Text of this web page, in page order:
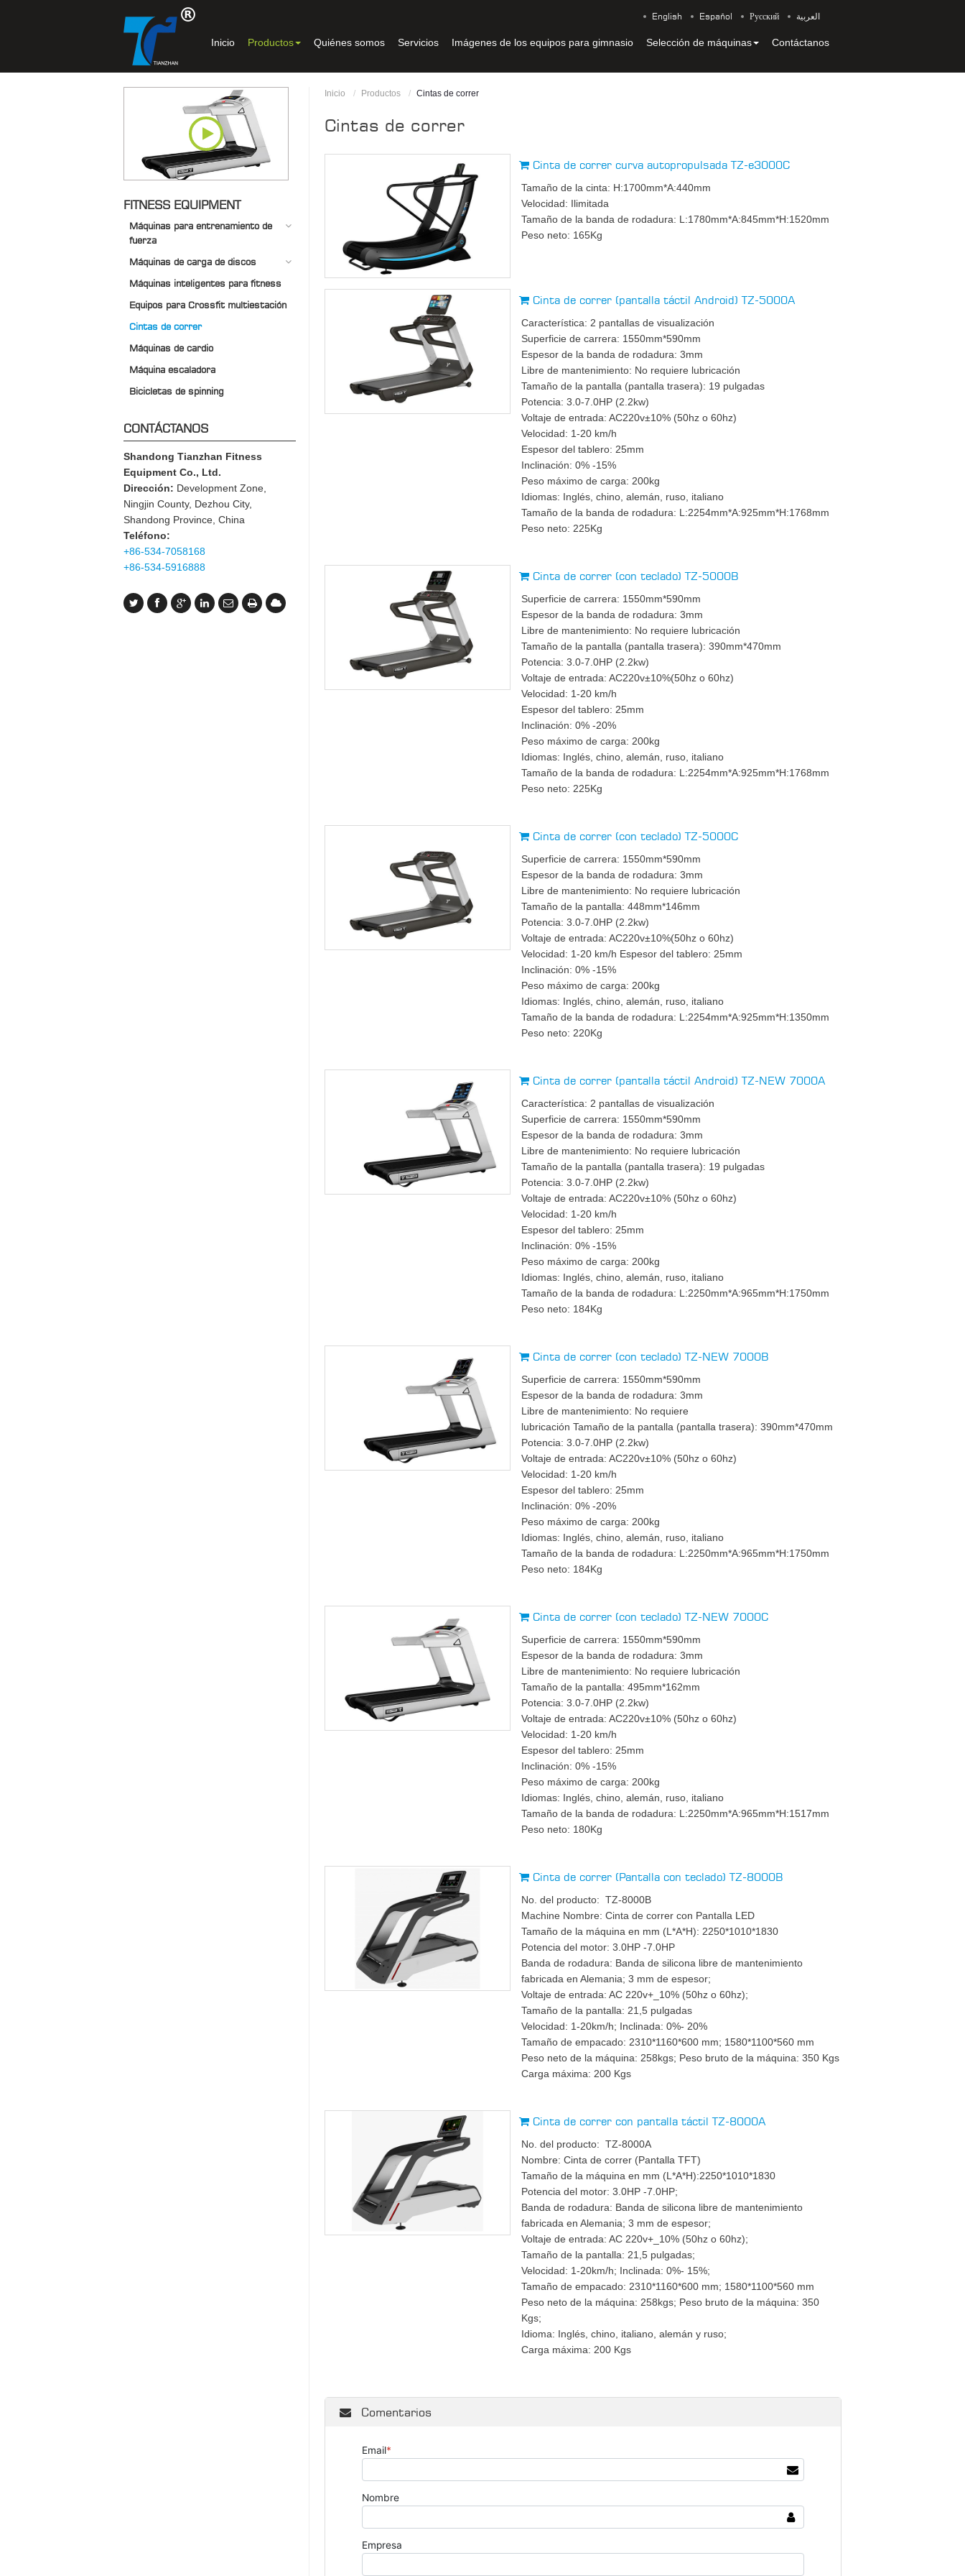
English Español Русский العربية
Inicio Productos Quiénes somos Servicios Imágenes de los equipos para gimnasio Selección de máquinas Contáctanos
Inicio Productos Cintas de correr
Cintas de correr
Cinta de correr curva autopropulsada TZ-e3000C
Tamaño de la cinta: H:1700mm*A:440mm
Velocidad: Ilimitada
Tamaño de la banda de rodadura: L:1780mm*A:845mm*H:1520mm
Peso neto: 165Kg
Cinta de correr (pantalla táctil Android) TZ-5000A
Característica: 2 pantallas de visualización
Superficie de carrera: 1550mm*590mm
Espesor de la banda de rodadura: 3mm
Libre de mantenimiento: No requiere lubricación
Tamaño de la pantalla (pantalla trasera): 19 pulgadas
Potencia: 3.0-7.0HP (2.2kw)
Voltaje de entrada: AC220v±10% (50hz o 60hz)
Velocidad: 1-20 km/h
Espesor del tablero: 25mm
Inclinación: 0% -15%
Peso máximo de carga: 200kg
Idiomas: Inglés, chino, alemán, ruso, italiano
Tamaño de la banda de rodadura: L:2254mm*A:925mm*H:1768mm
Peso neto: 225Kg
Cinta de correr (con teclado) TZ-5000B
Superficie de carrera: 1550mm*590mm
Espesor de la banda de rodadura: 3mm
Libre de mantenimiento: No requiere lubricación
Tamaño de la pantalla (pantalla trasera): 390mm*470mm
Potencia: 3.0-7.0HP (2.2kw)
Voltaje de entrada: AC220v±10%(50hz o 60hz)
Velocidad: 1-20 km/h
Espesor del tablero: 25mm
Inclinación: 0% -20%
Peso máximo de carga: 200kg
Idiomas: Inglés, chino, alemán, ruso, italiano
Tamaño de la banda de rodadura: L:2254mm*A:925mm*H:1768mm
Peso neto: 225Kg
Cinta de correr (con teclado) TZ-5000C
Superficie de carrera: 1550mm*590mm
Espesor de la banda de rodadura: 3mm
Libre de mantenimiento: No requiere lubricación
Tamaño de la pantalla: 448mm*146mm
Potencia: 3.0-7.0HP (2.2kw)
Voltaje de entrada: AC220v±10%(50hz o 60hz)
Velocidad: 1-20 km/h Espesor del tablero: 25mm
Inclinación: 0% -15%
Peso máximo de carga: 200kg
Idiomas: Inglés, chino, alemán, ruso, italiano
Tamaño de la banda de rodadura: L:2254mm*A:925mm*H:1350mm
Peso neto: 220Kg
Cinta de correr (pantalla táctil Android) TZ-NEW 7000A
Característica: 2 pantallas de visualización
Superficie de carrera: 1550mm*590mm
Espesor de la banda de rodadura: 3mm
Libre de mantenimiento: No requiere lubricación
Tamaño de la pantalla (pantalla trasera): 19 pulgadas
Potencia: 3.0-7.0HP (2.2kw)
Voltaje de entrada: AC220v±10% (50hz o 60hz)
Velocidad: 1-20 km/h
Espesor del tablero: 25mm
Inclinación: 0% -15%
Peso máximo de carga: 200kg
Idiomas: Inglés, chino, alemán, ruso, italiano
Tamaño de la banda de rodadura: L:2250mm*A:965mm*H:1750mm
Peso neto: 184Kg
Cinta de correr (con teclado) TZ-NEW 7000B
Superficie de carrera: 1550mm*590mm
Espesor de la banda de rodadura: 3mm
Libre de mantenimiento: No requiere
lubricación Tamaño de la pantalla (pantalla trasera): 390mm*470mm
Potencia: 3.0-7.0HP (2.2kw)
Voltaje de entrada: AC220v±10% (50hz o 60hz)
Velocidad: 1-20 km/h
Espesor del tablero: 25mm
Inclinación: 0% -20%
Peso máximo de carga: 200kg
Idiomas: Inglés, chino, alemán, ruso, italiano
Tamaño de la banda de rodadura: L:2250mm*A:965mm*H:1750mm
Peso neto: 184Kg
Cinta de correr (con teclado) TZ-NEW 7000C
Superficie de carrera: 1550mm*590mm
Espesor de la banda de rodadura: 3mm
Libre de mantenimiento: No requiere lubricación
Tamaño de la pantalla: 495mm*162mm
Potencia: 3.0-7.0HP (2.2kw)
Voltaje de entrada: AC220v±10% (50hz o 60hz)
Velocidad: 1-20 km/h
Espesor del tablero: 25mm
Inclinación: 0% -15%
Peso máximo de carga: 200kg
Idiomas: Inglés, chino, alemán, ruso, italiano
Tamaño de la banda de rodadura: L:2250mm*A:965mm*H:1517mm
Peso neto: 180Kg
Cinta de correr (Pantalla con teclado) TZ-8000B
No. del producto: TZ-8000B
Machine Nombre: Cinta de correr con Pantalla LED
Tamaño de la máquina en mm (L*A*H): 2250*1010*1830
Potencia del motor: 3.0HP -7.0HP
Banda de rodadura: Banda de silicona libre de mantenimiento
fabricada en Alemania; 3 mm de espesor;
Voltaje de entrada: AC 220v+_10% (50hz o 60hz);
Tamaño de la pantalla: 21,5 pulgadas
Velocidad: 1-20km/h; Inclinada: 0%- 20%
Tamaño de empacado: 2310*1160*600 mm; 1580*1100*560 mm
Peso neto de la máquina: 258kgs; Peso bruto de la máquina: 350 Kgs
Carga máxima: 200 Kgs
Cinta de correr con pantalla táctil TZ-8000A
No. del producto: TZ-8000A
Nombre: Cinta de correr (Pantalla TFT)
Tamaño de la máquina en mm (L*A*H):2250*1010*1830
Potencia del motor: 3.0HP -7.0HP;
Banda de rodadura: Banda de silicona libre de mantenimiento
fabricada en Alemania; 3 mm de espesor;
Voltaje de entrada: AC 220v+_10% (50hz o 60hz);
Tamaño de la pantalla: 21,5 pulgadas;
Velocidad: 1-20km/h; Inclinada: 0%- 15%;
Tamaño de empacado: 2310*1160*600 mm; 1580*1100*560 mm
Peso neto de la máquina: 258kgs; Peso bruto de la máquina: 350
Kgs;
Idioma: Inglés, chino, italiano, alemán y ruso;
Carga máxima: 200 Kgs
Comentarios
FITNESS EQUIPMENT
Máquinas para entrenamiento de
fuerza
Máquinas de carga de discos
Máquinas inteligentes para fitness
Equipos para Crossfit multiestación
Cintas de correr
Máquinas de cardio
Máquina escaladora
Bicicletas de spinning
CONTÁCTANOS
Shandong Tianzhan Fitness
Equipment Co., Ltd.
Dirección: Development Zone,
Ningjin County, Dezhou City,
Shandong Province, China
Teléfono:
+86-534-7058168
+86-534-5916888